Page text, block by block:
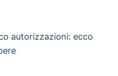
autorizzazioni: ecco